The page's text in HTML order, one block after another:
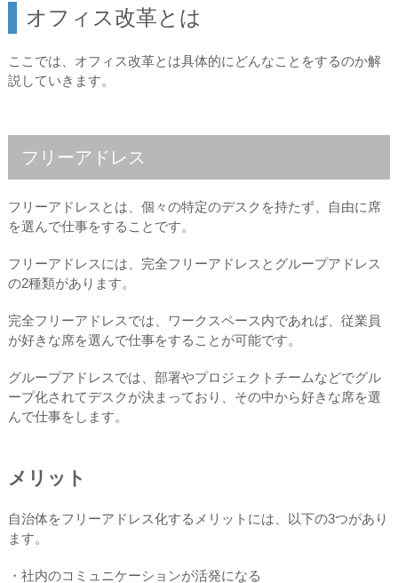
オフィス改革とは
ここでは、オフィス改革とは具体的にどんなことをするのか解
説していきます。
フリーアドレス
フリーアドレスとは、個々の特定のデスクを持たず、自由に席
を選んで仕事をすることです。
フリーアドレスには、完全フリーアドレスとグループアドレス
の2種類があります。
完全フリーアドレスでは、ワークスペース内であれば、従業員
が好きな席を選んで仕事をすることが可能です。
グループアドレスでは、部署やプロジェクトチームなどでグル
ープ化されてデスクが決まっており、その中から好きな席を選
んで仕事をします。
メリット
自治体をフリーアドレス化するメリットには、以下の3つがあり
ます。
・社内のコミュニケーションが活発になる